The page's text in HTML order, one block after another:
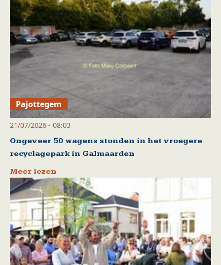
Pajottegem
21/07/2026 - 08:03
Ongeveer 50 wagens stonden in het vroegere
recyclagepark in Galmaarden
Meer lezen